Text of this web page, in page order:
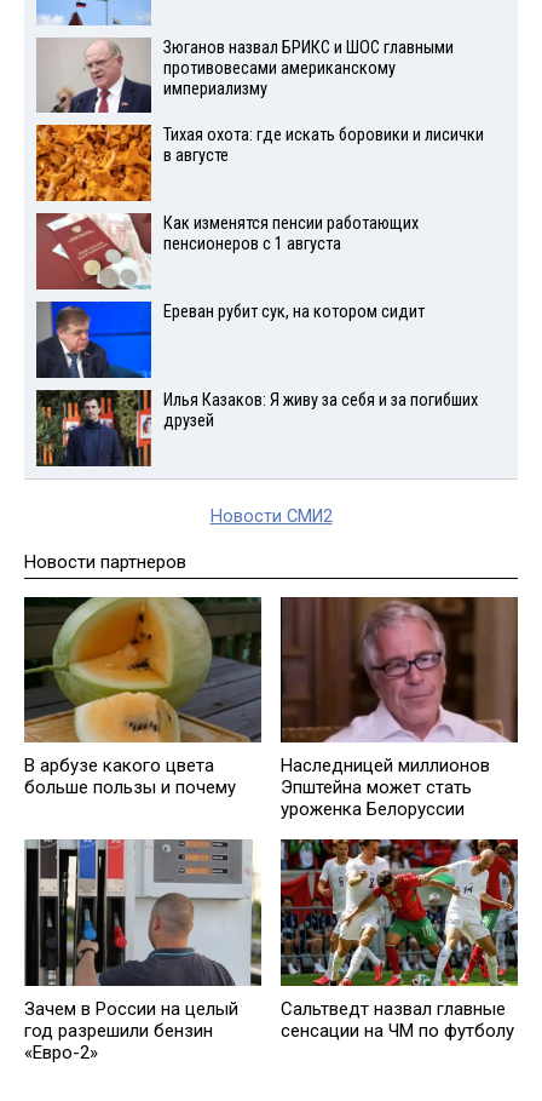
Зюганов назвал БРИКС и ШОС главными
противовесами американскому
империализму
Тихая охота: где искать боровики и лисички
в августе
Как изменятся пенсии работающих
пенсионеров с 1 августа
Ереван рубит сук, на котором сидит
Илья Казаков: Я живу за себя и за погибших
друзей
Новости СМИ2
Новости партнеров
В арбузе какого цвета
больше пользы и почему
Наследницей миллионов
Эпштейна может стать
уроженка Белоруссии
Зачем в России на целый
год разрешили бензин
«Евро-2»
Сальтведт назвал главные
сенсации на ЧМ по футболу